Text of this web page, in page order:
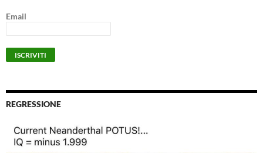
Email
REGRESSIONE